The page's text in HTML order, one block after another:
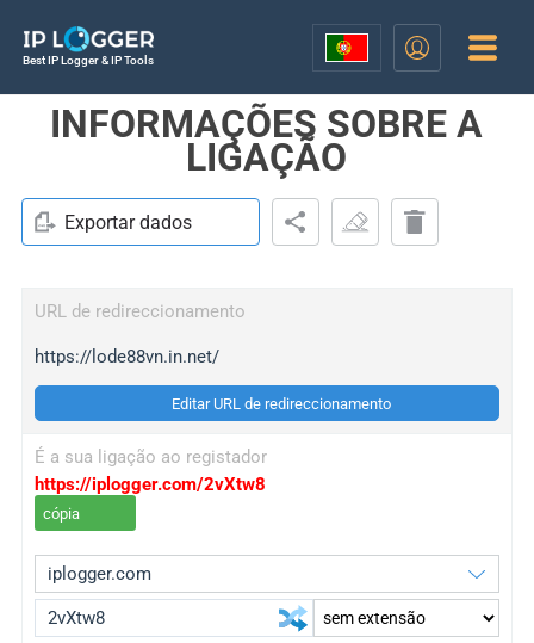
Best IP Logger & IP Tools
INFORMAÇÕES SOBRE A
LIGAÇÃO
Exportar dados
URL de redireccionamento
https://lode88vn.in.net/
Editar URL de redireccionamento
É a sua ligação ao registador
https://iplogger.com/2vXtw8
cópia